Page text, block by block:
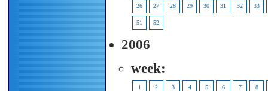
26 27 28 29 30 31 32 33
51 52
2006
week:
1 2 3 4 5 6 7 8